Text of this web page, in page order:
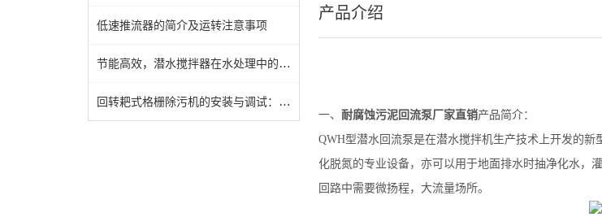
低速推流器的简介及运转注意事项
节能高效，潜水搅拌器在水处理中的技术优势
回转耙式格栅除污机的安装与调试：关键步骤与注意事项
产品介绍
一、 耐腐蚀污泥回流泵厂家直销产品简介：
QWH型潜水回流泵是在潜水搅拌机生产技术上开发的
化脱氮的专业设备，亦可以用于地面排水时抽净化水，
回路中需要微扬程，大流量场所。